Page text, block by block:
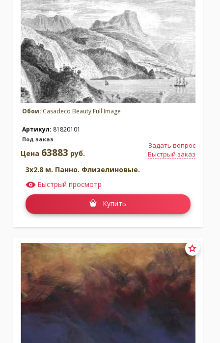
Обои: Casadeco Beauty Full Image
Артикул: 81820101
Под заказ
Задать вопрос
Быстрый заказ
Цена 63883 руб.
3x2.8 м. Панно. Флизелиновые.
Быстрый просмотр
Купить